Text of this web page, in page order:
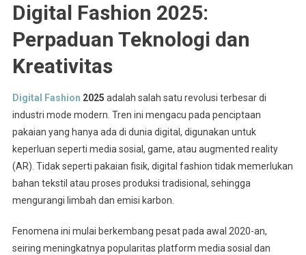
Digital Fashion 2025:
Perpaduan Teknologi dan
Kreativitas
Digital Fashion 2025 adalah salah satu revolusi terbesar di
industri mode modern. Tren ini mengacu pada penciptaan
pakaian yang hanya ada di dunia digital, digunakan untuk
keperluan seperti media sosial, game, atau augmented reality
(AR). Tidak seperti pakaian fisik, digital fashion tidak memerlukan
bahan tekstil atau proses produksi tradisional, sehingga
mengurangi limbah dan emisi karbon.
Fenomena ini mulai berkembang pesat pada awal 2020-an,
seiring meningkatnya popularitas platform media sosial dan